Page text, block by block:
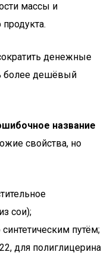
массы и
денежные
более дешёвый
название
свойства, но
сои);
путём;
для полиглицерина